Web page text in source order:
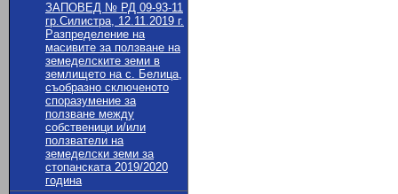
ЗАПОВЕД № РД 09-93-11
гр.Силистра, 12.11.2019 г.
Разпределение на
масивите за ползване на
земеделските земи в
землището на с. Белица,
съобразно сключеното
споразумение за
ползване между
собственици и/или
ползватели на
земеделски земи за
стопанската 2019/2020
година